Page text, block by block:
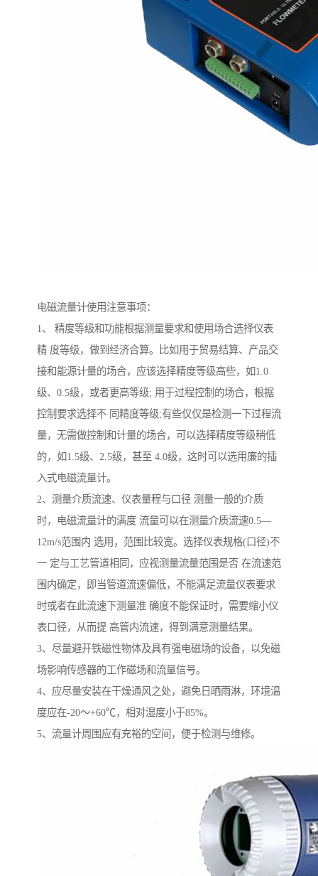
电磁流量计使用注意事项：
1、 精度等级和功能根据测量要求和使用场合选择仪表
精 度等级，做到经济合算。比如用于贸易结算、产品交
接和能源计量的场合，应该选择精度等级高些，如1.0
级、0.5级，或者更高等级; 用于过程控制的场合，根据
控制要求选择不 同精度等级;有些仅仅是检测一下过程流
量，无需做控制和计量的场合，可以选择精度等级稍低
的，如1.5级、2.5级，甚至 4.0级，这时可以选用廉的插
入式电磁流量计。
2、测量介质流速、仪表量程与口径 测量一般的介质
时，电磁流量计的满度 流量可以在测量介质流速0.5—
12m/s范围内 选用，范围比较宽。选择仪表规格(口径)不
一 定与工艺管道相同，应视测量流量范围是否 在流速范
围内确定，即当管道流速偏低，不能满足流量仪表要求
时或者在此流速下测量准 确度不能保证时，需要缩小仪
表口径，从而提 高管内流速，得到满意测量结果。
3、尽量避开铁磁性物体及具有强电磁场的设备，以免磁
场影响传感器的工作磁场和流量信号。
4、应尽量安装在干燥通风之处，避免日晒雨淋，环境温
度应在-20～+60℃，相对湿度小于85%。
5、流量计周围应有充裕的空间，便于检测与维修。